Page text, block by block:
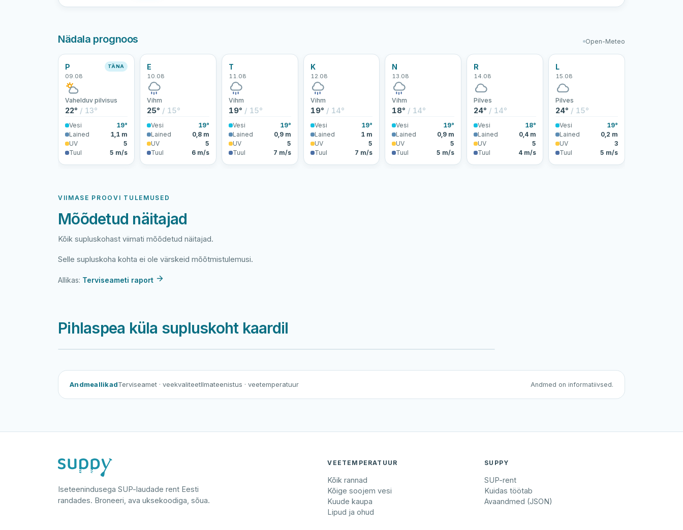
Nädala prognoos Open-Meteo
P
09.08
TÄNA
Vahelduv pilvisus
22° / 13°
Vesi
19°
Lained
1,1 m
UV
5
Tuul
5 m/s
E
10.08
Vihm
25° / 15°
Vesi
19°
Lained
0,8 m
UV
5
Tuul
6 m/s
T
11.08
Vihm
19° / 15°
Vesi
19°
Lained
0,9 m
UV
5
Tuul
7 m/s
K
12.08
Vihm
19° / 14°
Vesi
19°
Lained
1 m
UV
5
Tuul
7 m/s
N
13.08
Vihm
18° / 14°
Vesi
19°
Lained
0,9 m
UV
5
Tuul
5 m/s
R
14.08
Pilves
24° / 14°
Vesi
18°
Lained
0,4 m
UV
5
Tuul
4 m/s
L
15.08
Pilves
24° / 15°
Vesi
19°
Lained
0,2 m
UV
3
Tuul
5 m/s
VIIMASE PROOVI TULEMUSED
Mõõdetud näitajad
Kõik supluskohast viimati mõõdetud näitajad.
Selle supluskoha kohta ei ole värskeid mõõtmistulemusi.
Allikas: Terviseameti raport
Pihlaspea küla supluskoht kaardil
AndmeallikadTerviseamet · veekvaliteetIlmateenistus · veetemperatuur Andmed on informatiivsed.
Iseteenindusega SUP-laudade rent Eesti
randades. Broneeri, ava uksekoodiga, sõua.
VEETEMPERATUUR
Kõik rannad
Kõige soojem vesi
Kuude kaupa
Lipud ja ohud
SUPPY
SUP-rent
Kuidas töötab
Avaandmed (JSON)